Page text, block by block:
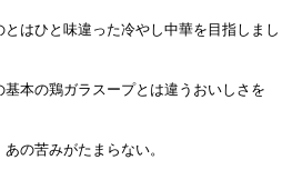
はひと味違った冷やし中華を目指しまし
本の鶏ガラスープとは違うおいしさを
の苦みがたまらない。